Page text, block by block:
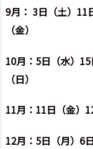
9月： 3日（土）11
（金）
10月：5日（水）
（日）
11月：11日（金）
12月：5日（月）6